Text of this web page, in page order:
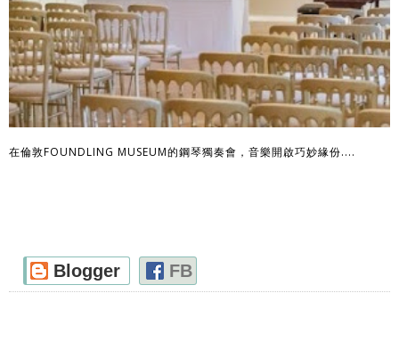
在倫敦FOUNDLING MUSEUM的鋼琴獨奏會，音樂開啟巧妙緣份....
Blogger FB